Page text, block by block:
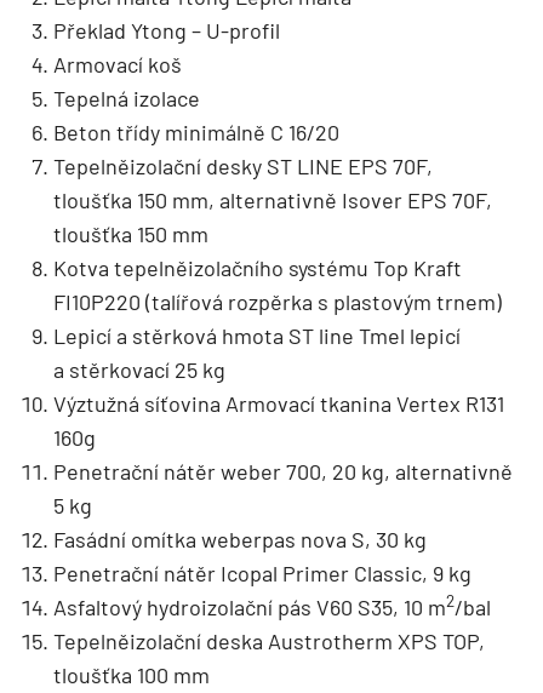
Překlad Ytong – U-profil
Armovací koš
Tepelná izolace
Beton třídy minimálně C 16/20
Tepelněizolační desky ST LINE EPS 70F,
tloušťka 150 mm, alternativně Isover EPS 70F,
tloušťka 150 mm
Kotva tepelněizolačního systému Top Kraft
FI10P220 (talířová rozpěrka s plastovým trnem)
Lepicí a stěrková hmota ST line Tmel lepicí
a stěrkovací 25 kg
Výztužná síťovina Armovací tkanina Vertex R131
160g
Penetrační nátěr weber 700, 20 kg, alternativně
5 kg
Fasádní omítka weberpas nova S, 30 kg
Penetrační nátěr Icopal Primer Classic, 9 kg
Asfaltový hydroizolační pás V60 S35, 10 m2/bal
Tepelněizolační deska Austrotherm XPS TOP,
tloušťka 100 mm